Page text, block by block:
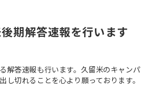
期解答速報を行います
解答速報も行います。久留米のキャンパ
し切れることを心より願っております。